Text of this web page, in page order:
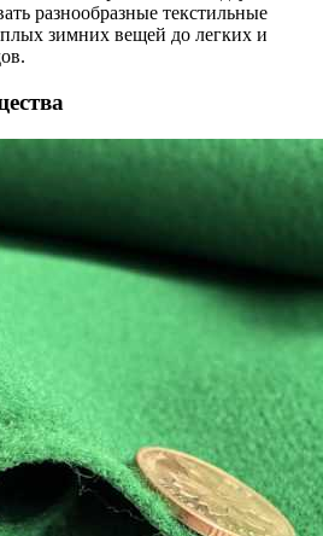
разнообразные текстильные
зимних вещей до легких и